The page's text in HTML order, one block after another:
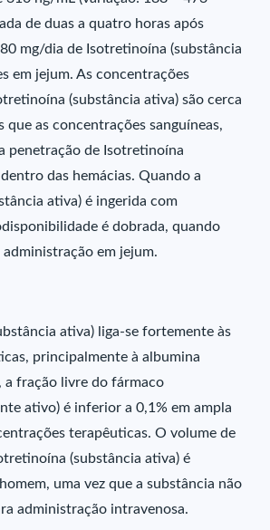
de duas a quatro horas após
mg/dia de Isotretinoína (substância
em jejum. As concentrações
(substância ativa) são cerca
que as concentrações sanguíneas,
penetração de Isotretinoína
das hemácias. Quando a
ativa) é ingerida com
é dobrada, quando
em jejum.
ativa) liga-se fortemente às
principalmente à albumina
a fração livre do fármaco
ativo) é inferior a 0,1% em ampla
terapêuticas. O volume de
(substância ativa) é
uma vez que a substância não
administração intravenosa.